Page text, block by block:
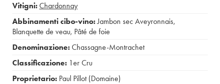
Vitigni:Chardonnay
Abbinamenti cibo-vino:Jambon sec Aveyronnais,
Blanquette de veau, Pâté de foie
Denominazione:Chassagne-Montrachet
Classificazione: 1er Cru
Proprietario: Paul Pillot (Domaine)